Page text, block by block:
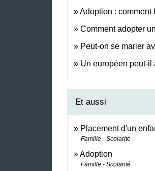
Adoption : comment
Comment adopter
Peut-on se marier
Un européen peut-il
Et aussi
Placement d'un
Famille - Scolarité
Adoption
Famille - Scolarité